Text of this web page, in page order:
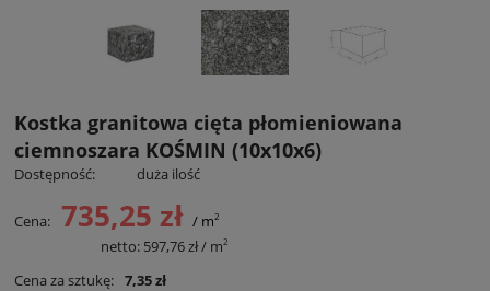
Kostka granitowa cięta płomieniowana
ciemnoszara KOŚMIN (10x10x6)
Dostępność: duża ilość
Cena: 735,25 zł / m2
netto: 597,76 zł/ m2
Cena za sztukę: 7,35 zł